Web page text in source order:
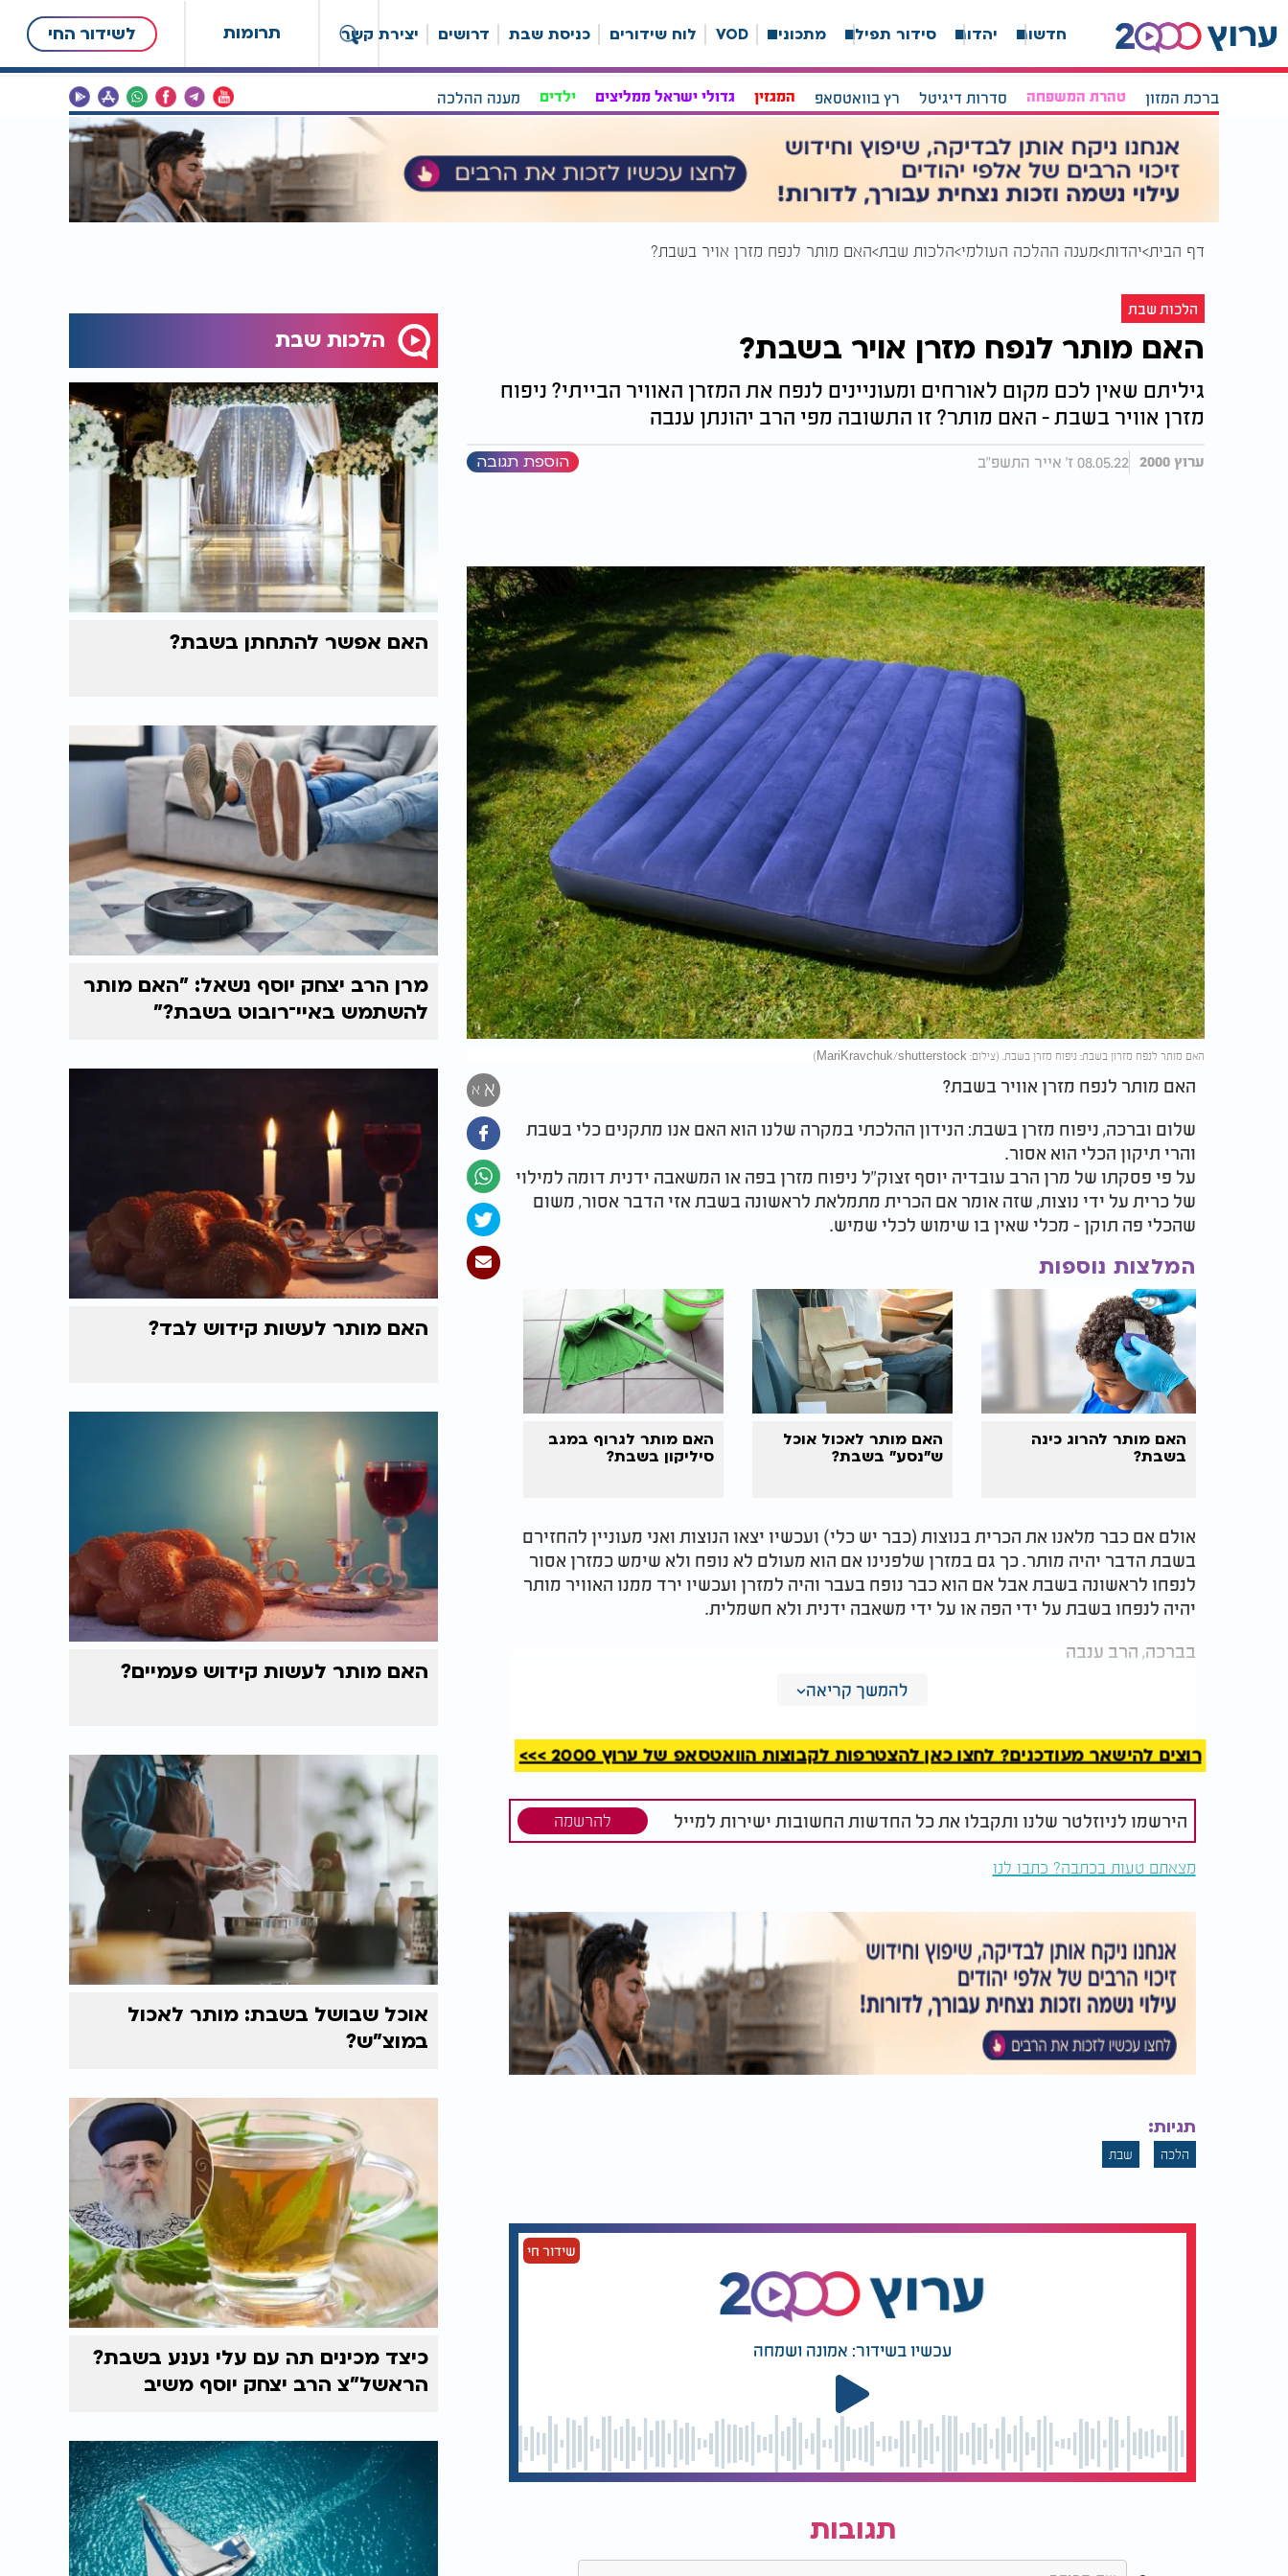
תרומות לשידור החי חדשות יהדות סידור תפילה מתכונים VOD לוח שידורים כניסת שבת דרושים יצירת קשר
ברכת המזון טהרת המשפחה סדרות דיגיטל רץ בוואטסאפ המגזין גדולי ישראל ממליצים ילדים מענה ההלכה
דף הבית יהדות מענה ההלכה העולמי הלכות שבת האם מותר לנפח מזרן אויר בשבת?
הלכות שבת
האם מותר לנפח מזרן אויר בשבת?
גיליתם שאין לכם מקום לאורחים ומעוניינים לנפח את המזרן האוויר הבייתי? ניפוח
מזרן אוויר בשבת - האם מותר? זו התשובה מפי הרב יהונתן ענבה
ערוץ 2000 08.05.22 ז' אייר התשפ"ב הוספת תגובה
האם מותר לנפח מזרון בשבת: ניפוח מזרן בשבת. (צילום: MariKravchuk/shutterstock)
א א
האם מותר לנפח מזרן אוויר בשבת?
שלום וברכה, ניפוח מזרן בשבת: הנידון ההלכתי במקרה שלנו הוא האם אנו מתקנים כלי בשבת
והרי תיקון הכלי הוא אסור.
על פי פסקתו של מרן הרב עובדיה יוסף זצוק"ל ניפוח מזרן בפה או המשאבה ידנית דומה למילוי
של כרית על ידי נוצות, שזה אומר אם הכרית מתמלאת לראשונה בשבת אזי הדבר אסור, משום
שהכלי פה תוקן - מכלי שאין בו שימוש לכלי שמיש.
המלצות נוספות
האם מותר להרוג כינה
בשבת?
האם מותר לאכול אוכל
ש"נסע" בשבת?
האם מותר לגרוף במגב
סיליקון בשבת?
אולם אם כבר מלאנו את הכרית בנוצות (כבר יש כלי) ועכשיו יצאו הנוצות ואני מעוניין להחזירם
בשבת הדבר יהיה מותר. כך גם במזרן שלפנינו אם הוא מעולם לא נופח ולא שימש כמזרן אסור
לנפחו לראשונה בשבת אבל אם הוא כבר נופח בעבר והיה למזרן ועכשיו ירד ממנו האוויר מותר
יהיה לנפחו בשבת על ידי הפה או על ידי משאבה ידנית ולא חשמלית.
בברכה, הרב ענבה
להמשך קריאה
רוצים להישאר מעודכנים? לחצו כאן להצטרפות לקבוצות הוואטסאפ של ערוץ 2000 >>>
הירשמו לניוזלטר שלנו ותקבלו את כל החדשות החשובות ישירות למייל להרשמה
מצאתם טעות בכתבה? כתבו לנו
תגיות:
הלכה שבת
שידור חי
עכשיו בשידור: אמונה ושמחה
תגובות
הלכות שבת
האם אפשר להתחתן בשבת?
מרן הרב יצחק יוסף נשאל: "האם מותר
להשתמש באיי־רובוט בשבת?"
האם מותר לעשות קידוש לבד?
האם מותר לעשות קידוש פעמיים?
אוכל שבושל בשבת: מותר לאכול
במוצ"ש?
כיצד מכינים תה עם עלי נענע בשבת?
הראשל"צ הרב יצחק יוסף משיב